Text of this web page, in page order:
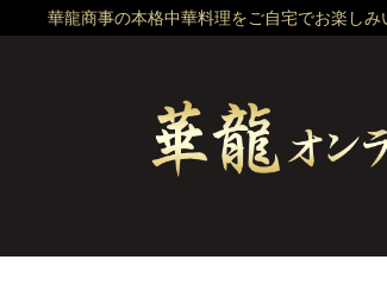
華龍商事の本格中華料理をご自宅でお楽しみ